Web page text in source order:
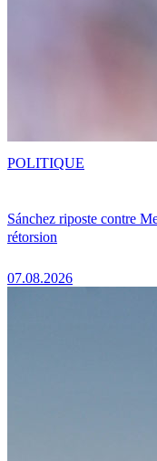
Sánchez riposte contre
rétorsion
07.08.2026
POLITIQUE